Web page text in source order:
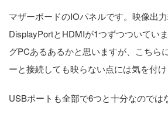
マザーボードのIOパネルです。映像出
DisplayPortとHDMIが1つずつついてい
グPCあるあるかと思いますが、こちら
ーと接続しても映らない点には気を付け
USBポートも全部で6つと十分なのでは